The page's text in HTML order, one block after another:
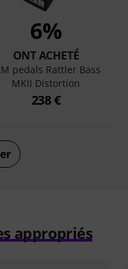
6%
ONT ACHETÉ
pedals Rattler Bass
MKII Distortion
238 €
appropriés